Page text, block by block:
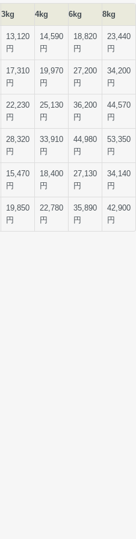
3kg 4kg 6kg 8kg
13,120
円
14,590
円
18,820
円
23,440
円
17,310
円
19,970
円
27,200
円
34,200
円
22,230
円
25,130
円
36,200
円
44,570
円
28,320
円
33,910
円
44,980
円
53,350
円
15,470
円
18,400
円
27,130
円
34,140
円
19,850
円
22,780
円
35,890
円
42,900
円